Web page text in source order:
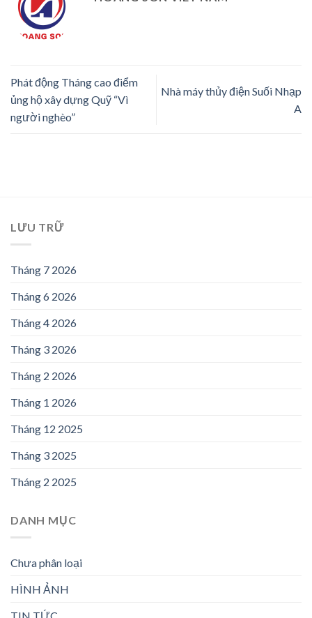
Phát động Tháng cao điểm
ủng hộ xây dựng Quỹ “Vì
người nghèo”
Nhà máy thủy điện Suối Nhạp
A
LƯU TRỮ
Tháng 7 2026
Tháng 6 2026
Tháng 4 2026
Tháng 3 2026
Tháng 2 2026
Tháng 1 2026
Tháng 12 2025
Tháng 3 2025
Tháng 2 2025
DANH MỤC
Chưa phân loại
HÌNH ẢNH
TIN TỨC